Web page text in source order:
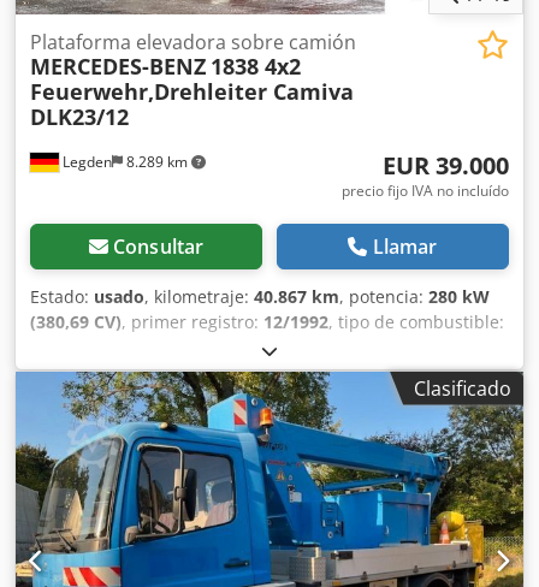
Legden 8.289 km
Plataforma elevadora sobre camión
MERCEDES-BENZ 1838 4x2
Feuerwehr,Drehleiter Camiva
DLK23/12
EUR 39.000
precio fijo IVA no incluído
Consultar Llamar
Estado: usado, kilometraje: 40.867 km, potencia: 280 kW
(380,69 CV), primer registro: 12/1992, tipo de combustible:
, configuración de ejes:
color:rojo, tipo de engranaje:mecánico, * Escalera
giratoria de bomberos * 3 asientos * Cambio
semiautomático * 100 km/h * Radio CD * Suspensión de
ballestas ----Número interno de vehículo: 11547-----Salvo
errores y venta intermedia Csdpfx Ajxy Egyjp Hjha ¡Soporte
por WhatsApp disponible! Si tiene preguntas sobre el
vehículo o necesita más información, no dude en
escribirnos cómodamente por WhatsApp Whatsapp
Whatsapp
Clasificado